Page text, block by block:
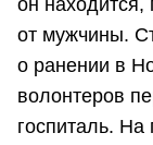
он находится,
от мужчины.
о ранении в
волонтеров
госпиталь. На